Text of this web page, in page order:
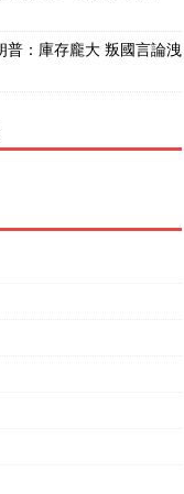
普：庫存龐大 叛國言論洩